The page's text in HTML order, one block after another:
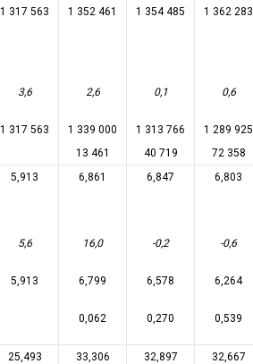
1 317 563 1 352 461 1 354 485 1 362 283
3,6 2,6 0,1 0,6
1 317 563 1 339 000 1 313 766 1 289 925
13 461 40 719 72 358
5,913 6,861 6,847 6,803
5,6 16,0 -0,2 -0,6
5,913 6,799 6,578 6,264
0,062 0,270 0,539
25,493 33,306 32,897 32,667